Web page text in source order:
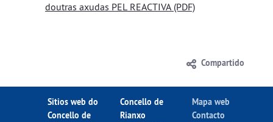
doutras axudas PEL REACTIVA (PDF)
Compartido
Sitios web do
Concello de
Concello de
Rianxo
Mapa web
Contacto